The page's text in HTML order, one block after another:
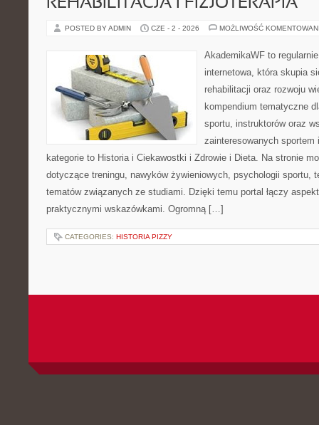
REHABILITACJA I FIZJOTERAPIA
POSTED BY ADMIN CZE - 2 - 2026 MOŻLIWOŚĆ
AkademikaWF to
internetowa, która skupia
rehabilitacji oraz rozwoju
kompendium tematyczne
sportu, instruktorów oraz
zainteresowanych sportem
kategorie to Historia i Ciekawostki i Zdrowie i Dieta. Na stronie
dotyczące treningu, nawyków żywieniowych, psychologii sportu,
tematów związanych ze studiami. Dzięki temu portal łączy
praktycznymi wskazówkami. Ogromną […]
CATEGORIES: HISTORIA PIZZY